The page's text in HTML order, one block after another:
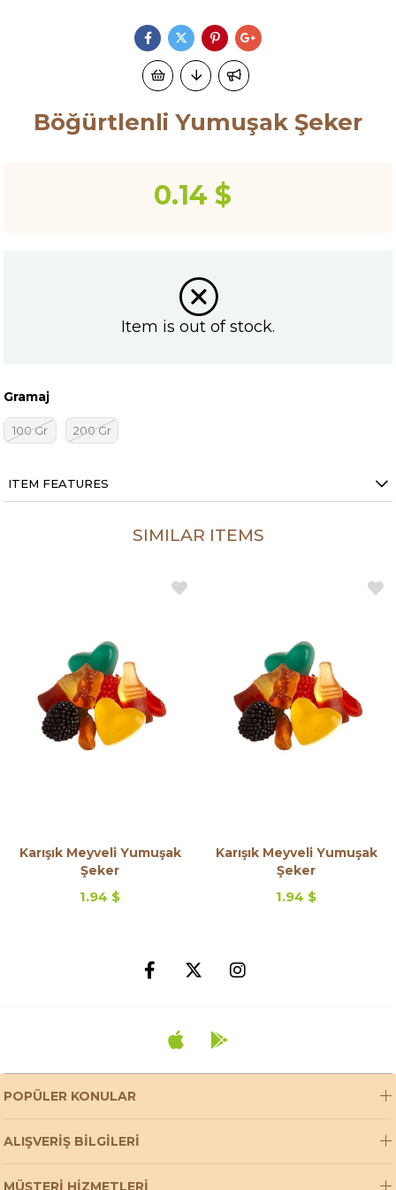
Böğürtlenli Yumuşak Şeker
0.14 $
Item is out of stock.
Gramaj
100 Gr 200 Gr
ITEM FEATURES
SIMILAR ITEMS
Karışık Meyveli Yumuşak
Şeker
1.94 $
Karışık Meyveli Yumuşak
Şeker
1.94 $
POPÜLER KONULAR
ALIŞVERİŞ BİLGİLERİ
MÜŞTERİ HİZMETLERİ